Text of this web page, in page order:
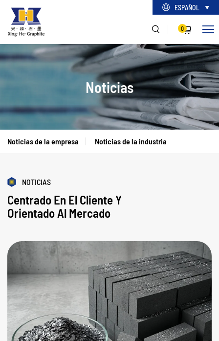
ESPAÑOL
0
Noticias
Noticias de la empresa Noticias de la industria
NOTICIAS
Centrado En El Cliente Y
Orientado Al Mercado